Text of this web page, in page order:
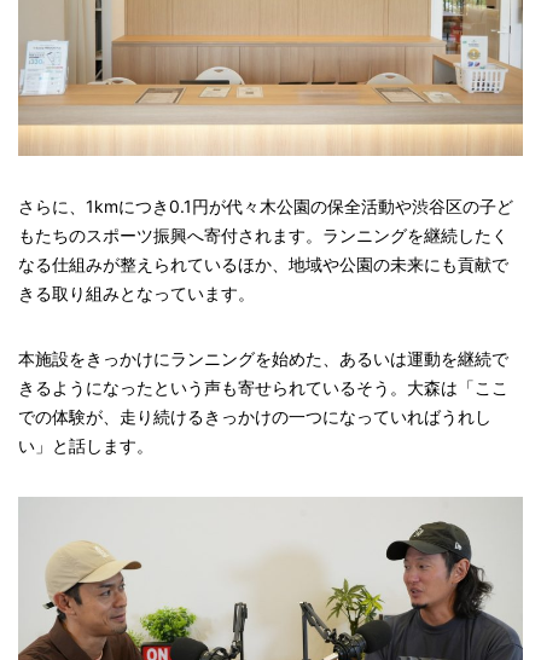
さらに、1kmにつき0.1円が代々木公園の保全活動や渋谷区の子ど
もたちのスポーツ振興へ寄付されます。ランニングを継続したく
なる仕組みが整えられているほか、地域や公園の未来にも貢献で
きる取り組みとなっています。
本施設をきっかけにランニングを始めた、あるいは運動を継続で
きるようになったという声も寄せられているそう。大森は「ここ
での体験が、走り続けるきっかけの一つになっていればうれし
い」と話します。